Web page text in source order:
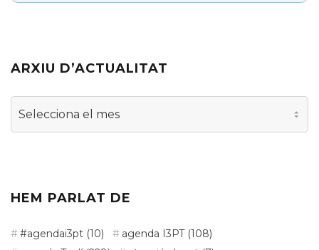
ARXIU D’ACTUALITAT
Arxiu
HEM PARLAT DE
#agendai3pt (10) agenda I3PT(108)